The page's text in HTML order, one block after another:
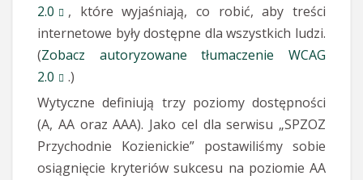
2.0
, które wyjaśniają, co robić, aby treści
internetowe były dostępne dla wszystkich ludzi.
(Zobacz autoryzowane tłumaczenie WCAG
2.0
.)
Wytyczne definiują trzy poziomy dostępności
(A, AA oraz AAA). Jako cel dla serwisu „SPZOZ
Przychodnie Kozienickie” postawiliśmy sobie
osiągnięcie kryteriów sukcesu na poziomie AA